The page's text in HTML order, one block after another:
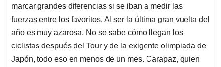
p
p
o
k
I
n
s
marcar grandes diferencias si se iban a medir las
fuerzas entre los favoritos. Al ser la última gran vuelta del
año es muy azarosa. No se sabe cómo llegan los
ciclistas después del Tour y de la exigente olimpiada de
Japón, todo eso en menos de un mes. Carapaz, quien